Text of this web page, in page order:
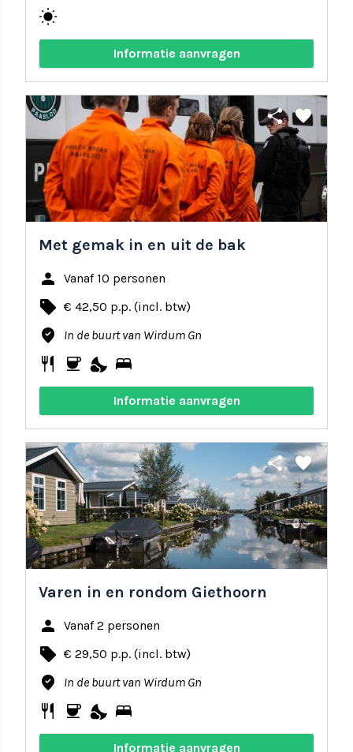
wb_sunny
Informatie aanvragen
share favorite
Met gemak in en uit de bak
person Vanaf 10 personen
local_offer € 42,50 p.p. (incl. btw)
where_to_vote In de buurt van Wirdum Gn
restaurant coffee nights_stay bed
Informatie aanvragen
share favorite
Varen in en rondom Giethoorn
person Vanaf 2 personen
local_offer € 29,50 p.p. (incl. btw)
where_to_vote In de buurt van Wirdum Gn
restaurant coffee nights_stay bed
Informatie aanvragen